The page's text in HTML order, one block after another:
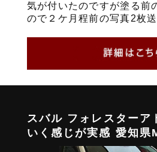
気が付いたのですが塗る前
ので２ケ月程前の写真2枚
スバル フォレスターア
いく感じが実感 愛知県